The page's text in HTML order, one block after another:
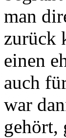
man
zurück
einen
auch
war
gehört,